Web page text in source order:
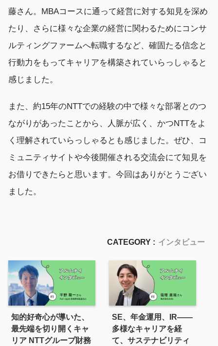
藤さん。MBAコースに通って経営に対する知見を深め
たり 、さらに様々な企業の経営に関わるためにコンサ
ルティングファームへ転職するなど、 確固たる信念と
行動力を もってキャリアを構築されていらっしゃると
感じました。
また、 約15年のNTTでの経験の中で様々な部署とのつ
ながりがあったことから、
人脈が広く、かつNTTをよ
く理解されていらっ しゃる とも感じました。 ぜひ、
コ
ミュニティサイト や今後開催される交流会にて知見を
お借りでき たらと思います。 今回はありがとうござい
ました。
CATEGORY : インタビュー
知的好奇心が導いた、
最先端を切り開くキャ
リア NTTグループ財務
SE、年金運用、IR——
多様なキャリアを経
て、サステナビリティ